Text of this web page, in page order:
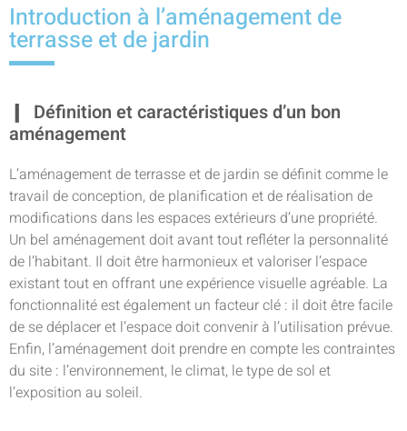
Introduction à l’aménagement de
terrasse et de jardin
Définition et caractéristiques d’un bon
aménagement
L’aménagement de terrasse et de jardin se définit comme le
travail de conception, de planification et de réalisation de
modifications dans les espaces extérieurs d’une propriété.
Un bel aménagement doit avant tout refléter la personnalité
de l’habitant. Il doit être harmonieux et valoriser l’espace
existant tout en offrant une expérience visuelle agréable. La
fonctionnalité est également un facteur clé : il doit être facile
de se déplacer et l’espace doit convenir à l’utilisation prévue.
Enfin, l’aménagement doit prendre en compte les contraintes
du site : l’environnement, le climat, le type de sol et
l’exposition au soleil.